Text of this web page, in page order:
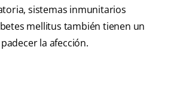
sistemas inmunitarios
mellitus también tienen un
la afección.